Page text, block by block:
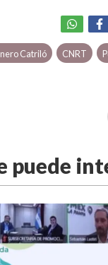
Catriló CNRT
puede